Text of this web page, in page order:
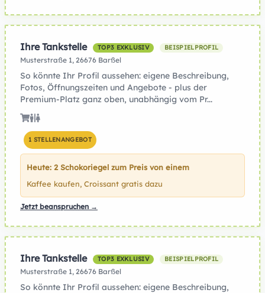
Ihre Tankstelle TOP3 EXKLUSIV BEISPIELPROFIL
Musterstraße 1, 26676 Barßel
So könnte Ihr Profil aussehen: eigene Beschreibung,
Fotos, Öffnungszeiten und Angebote - plus der
Premium-Platz ganz oben, unabhängig vom Pr...
1 STELLENANGEBOT
Heute: 2 Schokoriegel zum Preis von einem
Kaffee kaufen, Croissant gratis dazu
Jetzt beanspruchen →
Ihre Tankstelle TOP3 EXKLUSIV BEISPIELPROFIL
Musterstraße 1, 26676 Barßel
So könnte Ihr Profil aussehen: eigene Beschreibung,